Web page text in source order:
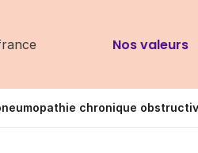
Nos valeurs
chronique